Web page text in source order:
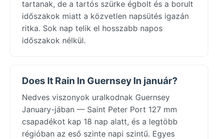
tartanak, de a tartós szürke égbolt és a borult
időszakok miatt a közvetlen napsütés igazán
ritka. Sok nap telik el hosszabb napos
időszakok nélkül.
Does It Rain In Guernsey In január?
Nedves viszonyok uralkodnak Guernsey
January-jában — Saint Peter Port 127 mm
csapadékot kap 18 nap alatt, és a legtöbb
régióban az eső szinte napi szintű. Egyes